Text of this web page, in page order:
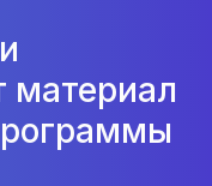
материал